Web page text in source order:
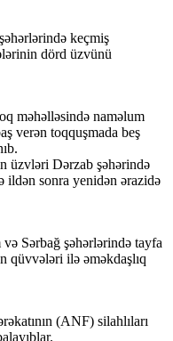
keçmiş
dörd üzvünü
məhəlləsində naməlum
verən toqquşmada beş
üzvləri Dərzab şəhərində
ildən sonra yenidən ərazidə
Sərbağ şəhərlərində tayfa
qüvvələri ilə əməkdaşlıq
(ANF) silahlıları